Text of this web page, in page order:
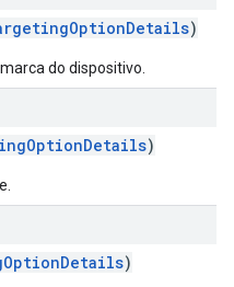
)
do dispositivo.
)
)